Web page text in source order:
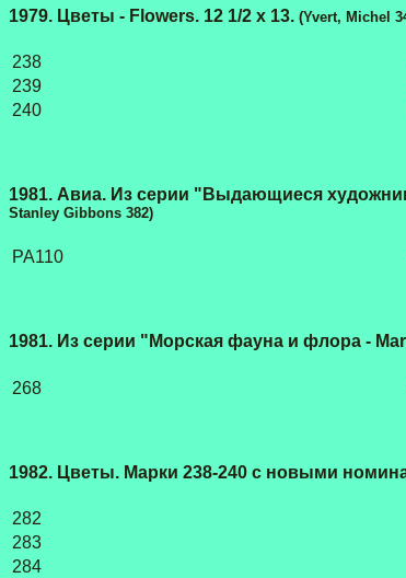
1979. Цветы - Flowers. 12 1/2 х 13. (Yvert, Michel
238
239
240
1981. Авиа. Из серии "Выдающиеся
Stanley Gibbons 382)
PA110
1981. Из серии "Морская фауна и флора -
268
1982. Цветы. Марки 238-240 с новыми
282
283
284